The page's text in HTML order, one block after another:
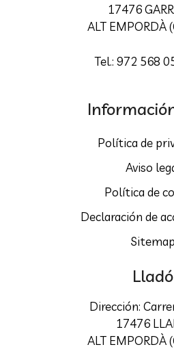
17476
ALT EMPORDÀ
Tel.: 972 568
Política de
Aviso
Política de
Declaración de
Sitemap
Lladó
Dirección:
17476
ALT EMPORDÀ